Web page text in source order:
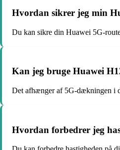
Hvordan sikrer jeg min
Du kan sikre din Huawei 5G-
Kan jeg bruge Huawei
Det afhænger af 5G-dækningen i
Hvordan forbedrer jeg